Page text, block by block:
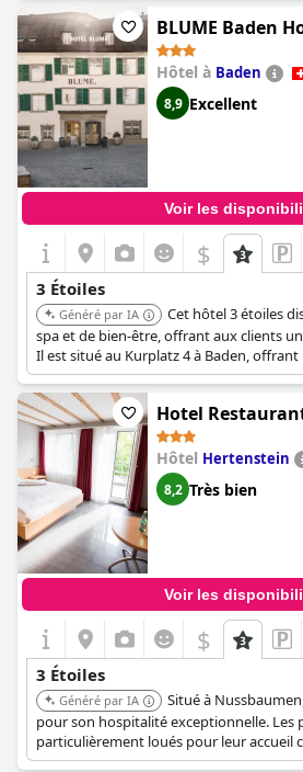
BLUME Baden
Hôtel à Baden
8,9 Excellent
Voir les
$
3 Étoiles
Généré par IA
Cet hôtel 3 étoiles
spa et de bien-être, offrant aux clients
Il est situé au Kurplatz 4 à Baden,
pratique. Il a d'excellentes critiques.
Hotel
Hôtel Hertenstein
8,2 Très bien
Voir les
$
3 Étoiles
Généré par IA
Situé à
pour son hospitalité exceptionnelle. Les
particulièrement loués pour leur accueil
garantissant un séjour mémorable.